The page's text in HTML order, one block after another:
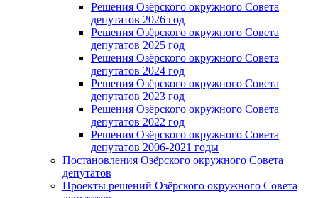
Решения Озёрского окружного Совета
депутатов 2026 год
Решения Озёрского окружного Совета
депутатов 2025 год
Решения Озёрского окружного Совета
депутатов 2024 год
Решения Озёрского окружного Совета
депутатов 2023 год
Решения Озёрского окружного Совета
депутатов 2022 год
Решения Озёрского окружного Совета
депутатов 2006-2021 годы
Постановления Озёрского окружного Совета
депутатов
Проекты решений Озёрского окружного Совета